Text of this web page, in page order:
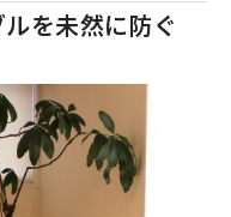
を未然に防ぐ